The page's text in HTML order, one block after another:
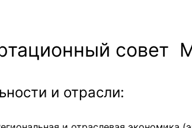
совет
и отрасли: